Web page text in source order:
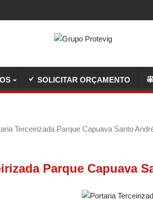
SOLICITAR ORÇAMENTO
Terceirizada Parque Capuava Santo
Parque Capuava